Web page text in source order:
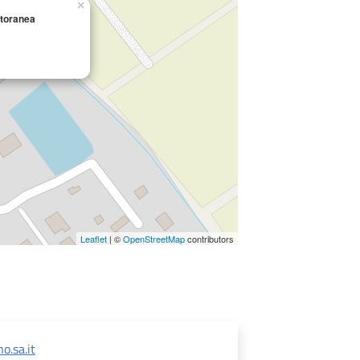
×
Leaflet| ©OpenStreetMapcontributors